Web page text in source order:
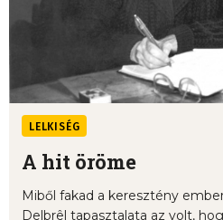
LELKISÉG
A hit öröme
Miből fakad a keresztény
Delbrêl tapasztalata az volt,